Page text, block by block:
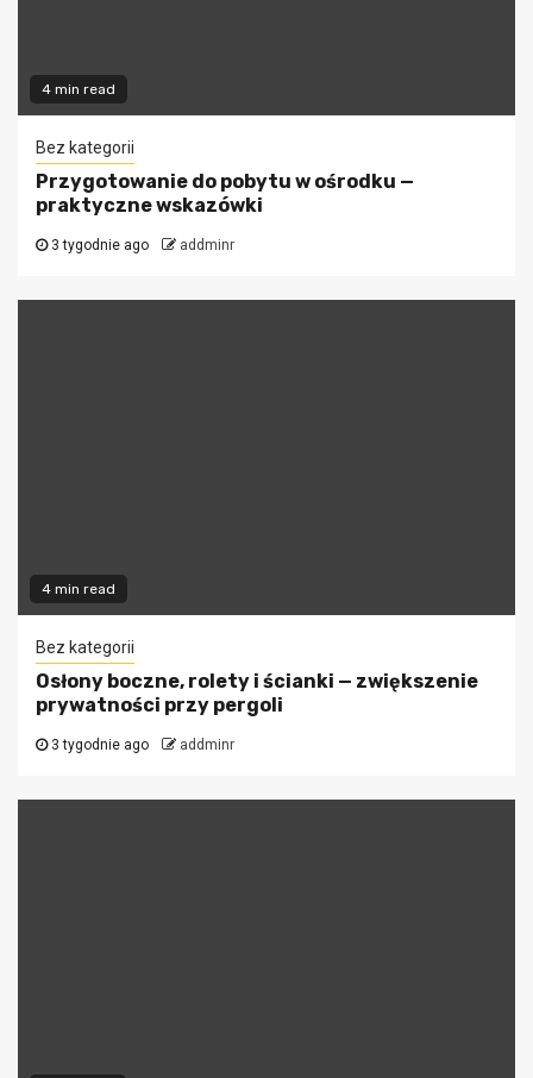
4 min read
Bez kategorii
Przygotowanie do pobytu w ośrodku —
praktyczne wskazówki
3 tygodnie ago addminr
4 min read
Bez kategorii
Osłony boczne, rolety i ścianki — zwiększenie
prywatności przy pergoli
3 tygodnie ago addminr